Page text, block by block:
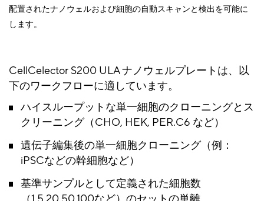
配置されたナノウェルおよび細胞の自動スキャンと検出を可能に
します。
CellCelector S200 ULA ナノウェルプレートは、以
下のワークフローに適しています。
ハイスループットな単一細胞のクローニングとス
クリーニング（CHO, HEK, PER.C6 など）
遺伝子編集後の単一細胞クローニング（例：
iPSCなどの幹細胞など）
基準サンプルとして定義された細胞数